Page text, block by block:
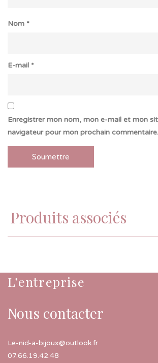
Nom *
E-mail *
Enregistrer mon nom, mon e-mail et mon
navigateur pour mon prochain commentaire.
Produits associés
L’entreprise
Nous contacter
Le-nid-a-bijoux@outlook.fr
07.66.19.42.48